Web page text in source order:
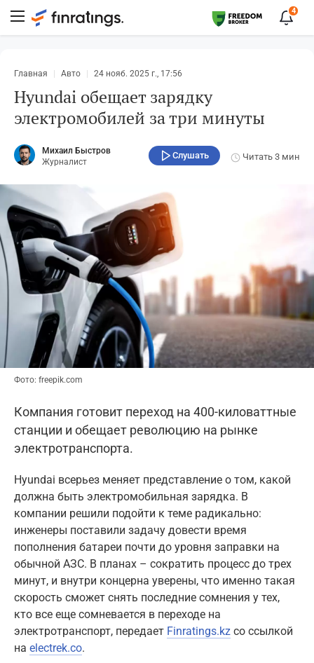
4
Главная Авто 24 нояб. 2025 г., 17:56
Hyundai обещает зарядку
электромобилей за три минуты
Михаил Быстров
Журналист
Слушать Читать 3 мин
Фото: freepik.com
Компания готовит переход на 400-киловаттные
станции и обещает революцию на рынке
электротранспорта.
Hyundai всерьез меняет представление о том, какой
должна быть электромобильная зарядка. В
компании решили подойти к теме радикально:
инженеры поставили задачу довести время
пополнения батареи почти до уровня заправки на
обычной АЗС. В планах – сократить процесс до трех
минут, и внутри концерна уверены, что именно такая
скорость сможет снять последние сомнения у тех,
кто все еще сомневается в переходе на
электротранспорт, передает Finratings.kz со ссылкой
на electrek.co.